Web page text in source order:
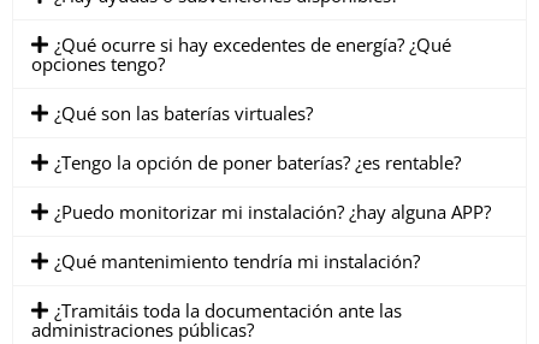
¿Qué ocurre si hay excedentes de energía? ¿Qué
opciones tengo?
¿Qué son las baterías virtuales?
¿Tengo la opción de poner baterías? ¿es rentable?
¿Puedo monitorizar mi instalación? ¿hay alguna APP?
¿Qué mantenimiento tendría mi instalación?
¿Tramitáis toda la documentación ante las
administraciones públicas?